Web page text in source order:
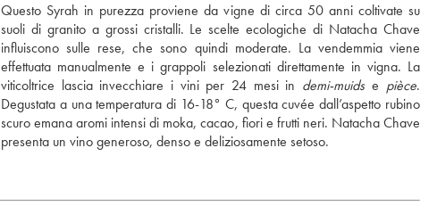
Questo Syrah in purezza proviene da vigne di circa 50 anni coltivate su
suoli di granito a grossi cristalli. Le scelte ecologiche di Natacha Chave
influiscono sulle rese, che sono quindi moderate. La vendemmia viene
effettuata manualmente e i grappoli selezionati direttamente in vigna. La
viticoltrice lascia invecchiare i vini per 24 mesi in demi-muids e pièce.
Degustata a una temperatura di 16-18° C, questa cuvée dall’aspetto rubino
scuro emana aromi intensi di moka, cacao, fiori e frutti neri. Natacha Chave
presenta un vino generoso, denso e deliziosamente setoso.